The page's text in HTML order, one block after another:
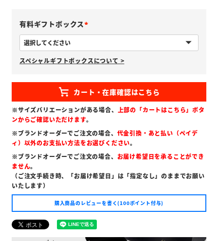
有料ギフトボックス
必
須
)
スペシャルギフトボックスについて >
※サイズバリエーションがある場合、 上部の「カートはこちら」ボタ
ンからご確認いただけます。
※ブランドオーダーでご注文の場合、 代金引換・あと払い（ペイデ
ィ）以外のお支払い方法をお選びください。
※ブランドオーダーでご注文の場合、 お届け希望日を承ることができ
ません。
（ご注文手続き時、「お届け希望日」は「指定なし」のままでお願い
いたします）
購入商品のレビューを書く(100ポイント付与)